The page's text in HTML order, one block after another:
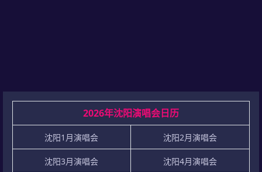
2026年沈阳演唱会日历
沈阳1月演唱会 沈阳2月演唱会
沈阳3月演唱会 沈阳4月演唱会